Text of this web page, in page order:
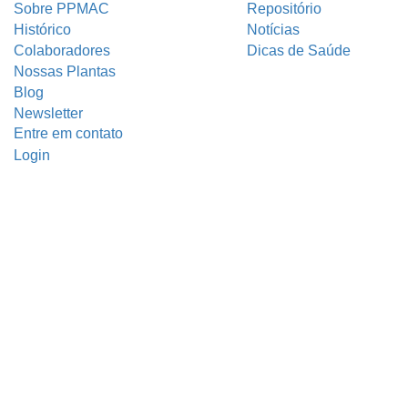
Sobre PPMAC
Repositório
Histórico
Notícias
Colaboradores
Dicas de Saúde
Nossas Plantas
Blog
Newsletter
Entre em contato
Login